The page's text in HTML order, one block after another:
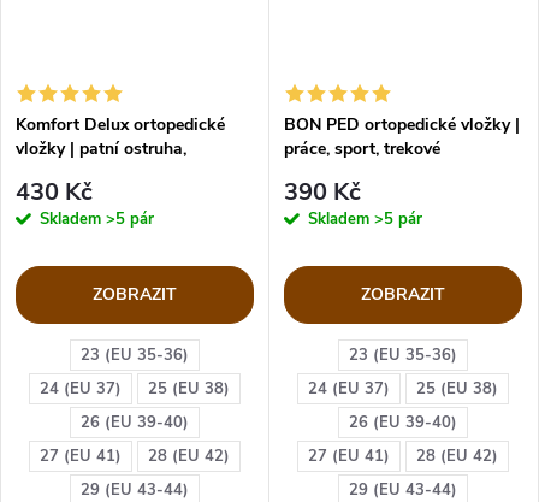
23 (EU 35-36)
24 (EU 37)
25 (EU 38)
26 (EU 39-40)
27 (EU 41)
28 (EU 42)
29 (EU 43-44)
Komfort Delux ortopedické
vložky | patní ostruha,
430 Kč
Skladem >5 pár
ZOBRAZIT
23 (EU 35-36)
24 (EU 37)
25 (EU 38)
26 (EU 39-40)
27 (EU 41)
28 (EU 42)
29 (EU 43-44)
BON PED ortopedické vložky |
práce, sport, trekové
390 Kč
Skladem >5 pár
ZOBRAZIT